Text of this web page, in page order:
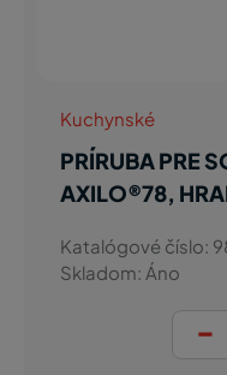
Kuchynské
PRÍRUBA PRE
AXILO®78,
Katalógové číslo:
Skladom: Áno
-